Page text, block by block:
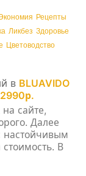
Рецепты
Ликбез Здоровье
Цветоводство
в BLUAVIDO
сайте,
Далее
настойчивым
В